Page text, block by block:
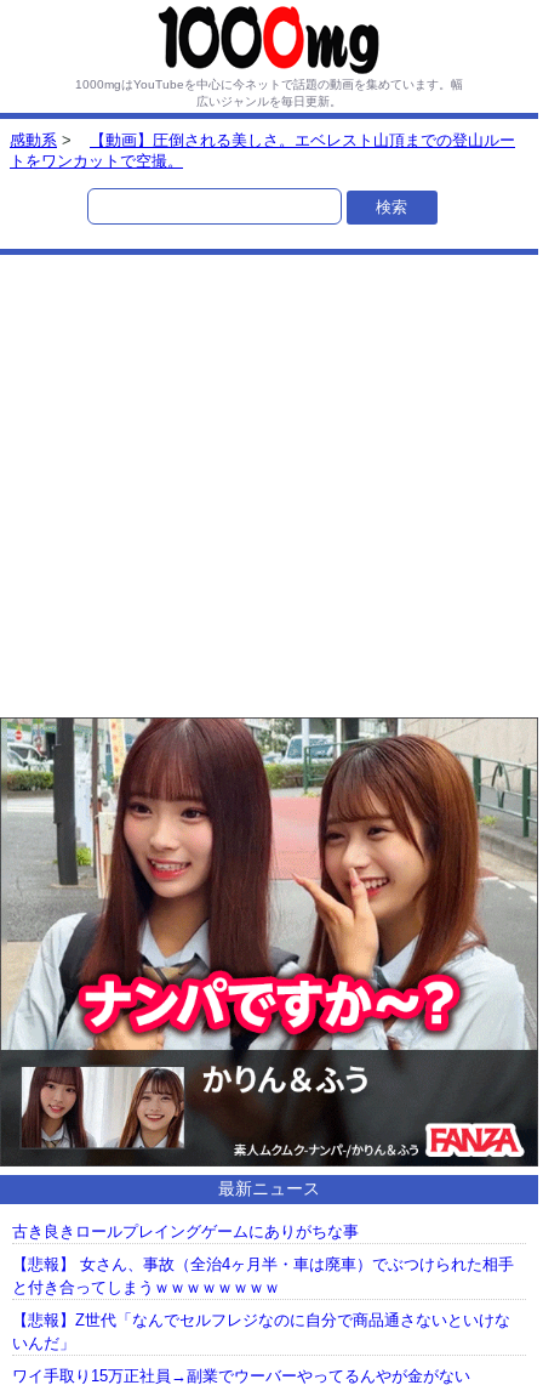
1000mgはYouTubeを中心に今ネットで話題の動画を集めています。 幅
広いジャンルを毎日更新。
感動系 >
【動画】圧倒される美しさ。エベレスト山頂までの登山ルー
トをワンカットで空撮。
最新ニュース
古き良きロールプレイングゲームにありがちな事
【悲報】 女さん、事故（全治4ヶ月半・車は廃車）でぶつけられた相手
と付き合ってしまうｗｗｗｗｗｗｗｗ
【悲報】Z世代「なんでセルフレジなのに自分で商品通さないといけな
いんだ」
ワイ手取り15万正社員→副業でウーバーやってるんやが金がない